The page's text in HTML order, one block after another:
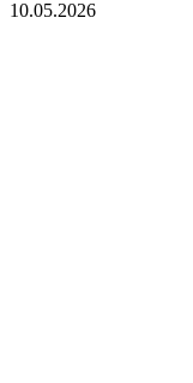
10.05.2026